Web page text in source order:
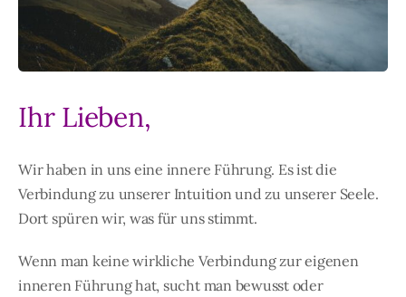
Ihr Lieben,
Wir haben in uns eine innere Führung. Es ist die
Verbindung zu unserer Intuition und zu unserer Seele.
Dort spüren wir, was für uns stimmt.
Wenn man keine wirkliche Verbindung zur eigenen
inneren Führung hat, sucht man bewusst oder